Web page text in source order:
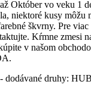
Október vo veku 1
niektoré kusy môžu
škvrny. Pre
Kŕmne zmesi
v našom
dodávané druhy: